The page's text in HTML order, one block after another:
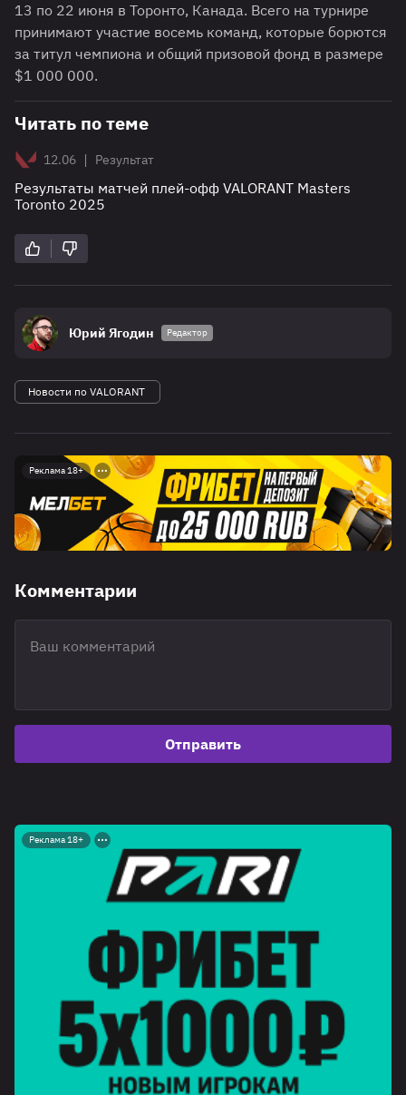
13 по 22 июня в Торонто, Канада. Всего на турнире
принимают участие восемь команд, которые борются
за титул чемпиона и общий призовой фонд в размере
$1 000 000.
Читать по теме
12.06 | Результат
Результаты матчей плей-офф VALORANT Masters
Toronto 2025
Юрий Ягодин Редактор
Новости по VALORANT
Реклама 18+
Комментарии
Отправить
Реклама 18+